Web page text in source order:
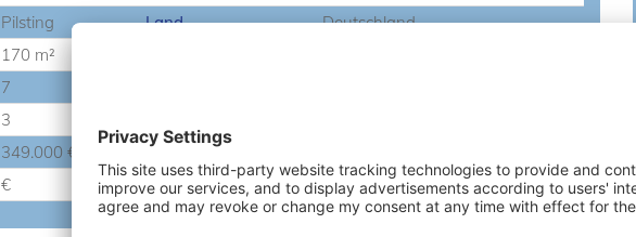
Pilsting Land
Deutschland
170 m²
7
3
349.000 € Käuferprovision
€